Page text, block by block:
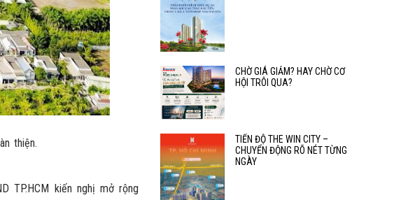
thiện.
TP.HCM kiến nghị mở rộng
CHỜ GIÁ GIẢM? HAY CHỜ CƠ
HỘI TRÔI QUA?
TIẾN ĐỘ THE WIN CITY –
CHUYỂN ĐỘNG RÕ NÉT TỪNG
NGÀY